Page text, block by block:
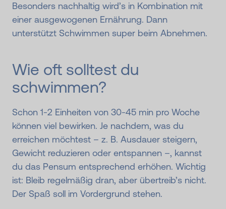
Besonders nachhaltig wird’s in Kombination mit
einer ausgewogenen Ernährung. Dann
unterstützt Schwimmen super beim Abnehmen.
Wie oft solltest du
schwimmen?
Schon 1-2 Einheiten von 30-45 min pro Woche
können viel bewirken. Je nachdem, was du
erreichen möchtest – z. B. Ausdauer steigern,
Gewicht reduzieren oder entspannen –, kannst
du das Pensum entsprechend erhöhen. Wichtig
ist: Bleib regelmäßig dran, aber übertreib’s nicht.
Der Spaß soll im Vordergrund stehen.